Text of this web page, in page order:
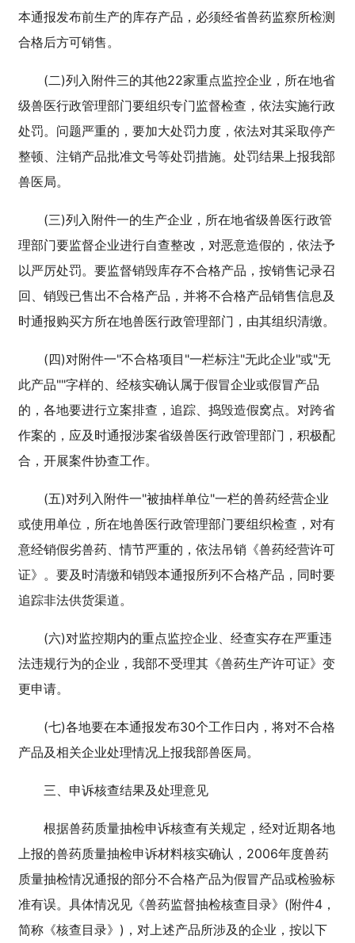
本通报发布前生产的库存产品，必须经省兽药监察所检测
合格后方可销售。
(二)列入附件三的其他22家重点监控企业，所在地省
级兽医行政管理部门要组织专门监督检查，依法实施行政
处罚。问题严重的，要加大处罚力度，依法对其采取停产
整顿、注销产品批准文号等处罚措施。处罚结果上报我部
兽医局。
(三)列入附件一的生产企业，所在地省级兽医行政管
理部门要监督企业进行自查整改，对恶意造假的，依法予
以严厉处罚。要监督销毁库存不合格产品，按销售记录召
回、销毁已售出不合格产品，并将不合格产品销售信息及
时通报购买方所在地兽医行政管理部门，由其组织清缴。
(四)对附件一"不合格项目"一栏标注"无此企业"或"无
此产品""字样的、经核实确认属于假冒企业或假冒产品
的，各地要进行立案排查，追踪、捣毁造假窝点。对跨省
作案的，应及时通报涉案省级兽医行政管理部门，积极配
合，开展案件协查工作。
(五)对列入附件一"被抽样单位"一栏的兽药经营企业
或使用单位，所在地兽医行政管理部门要组织检查，对有
意经销假劣兽药、情节严重的，依法吊销《兽药经营许可
证》。要及时清缴和销毁本通报所列不合格产品，同时要
追踪非法供货渠道。
(六)对监控期内的重点监控企业、经查实存在严重违
法违规行为的企业，我部不受理其《兽药生产许可证》变
更申请。
(七)各地要在本通报发布30个工作日内，将对不合格
产品及相关企业处理情况上报我部兽医局。
三、申诉核查结果及处理意见
根据兽药质量抽检申诉核查有关规定，经对近期各地
上报的兽药质量抽检申诉材料核实确认，2006年度兽药
质量抽检情况通报的部分不合格产品为假冒产品或检验标
准有误。具体情况见《兽药监督抽检核查目录》(附件4，
简称《核查目录》)，对上述产品所涉及的企业，按以下